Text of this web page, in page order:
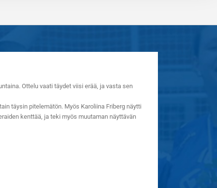
Ottelu vaati täydet viisi erää, ja vasta sen
täysin pitelemätön. Myös Karoliina Friberg näytti
kenttää, ja teki myös muutaman näyttävän